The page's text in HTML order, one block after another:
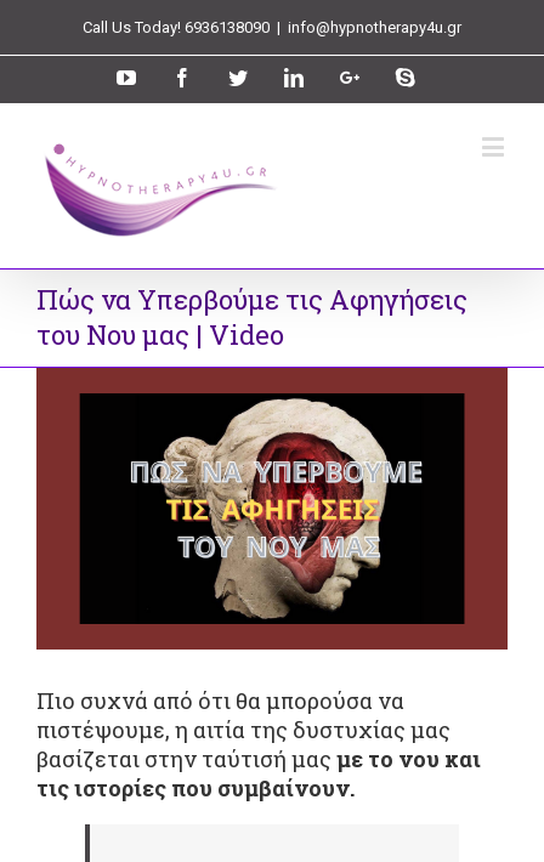
Call Us Today! 6936138090 | info@hypnotherapy4u.gr
Πώς να Υπερβούμε τις Αφηγήσεις
του Νου μας | Video
Πιο συχνά από ότι θα μπορούσα να
πιστέψουμε, η αιτία της δυστυχίας μας
βασίζεται στην ταύτισή μας με το νου και
τις ιστορίες που συμβαίνουν.